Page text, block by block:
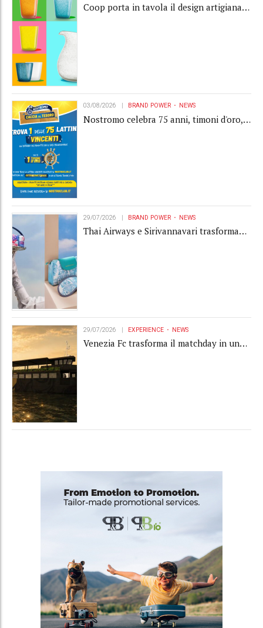
Coop porta in tavola il design artigianale
03/08/2026 BRAND POWER NEWS
Nostromo celebra 75 anni, timoni d'oro,
29/07/2026 BRAND POWER NEWS
Thai Airways e Sirivannavari trasformano
29/07/2026 EXPERIENCE NEWS
Venezia Fc trasforma il matchday in una